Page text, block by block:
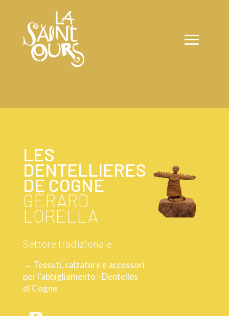
LES
DENTELLIERES
DE COGNE
GÉRARD
LORELLA
Settore tradizionale
→ Tessuti, calzature e accessori
per l'abbigliamento - Dentelles
di Cogne